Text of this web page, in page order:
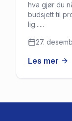
hva gjør du
budsjett til
lig......
27.
Les mer